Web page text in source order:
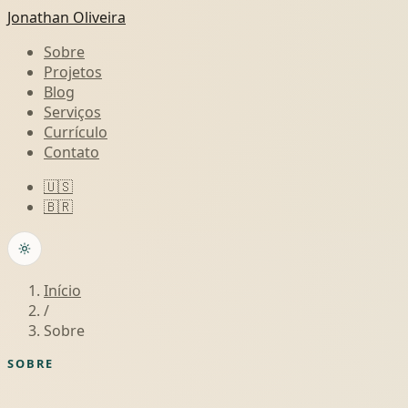
Jonathan Oliveira
Sobre
Projetos
Blog
Serviços
Currículo
Contato
🇺🇸
🇧🇷
Início
/
Sobre
SOBRE